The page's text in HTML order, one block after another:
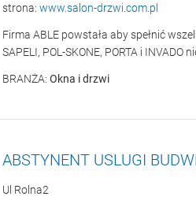
strona: www.salon-drzwi.com.pl
Firma ABLE powstała aby spełnić
SAPELI, POL-SKONE, PORTA i
BRANŻA: Okna i drzwi
ABSTYNENT USLUGI
Ul Rolna2